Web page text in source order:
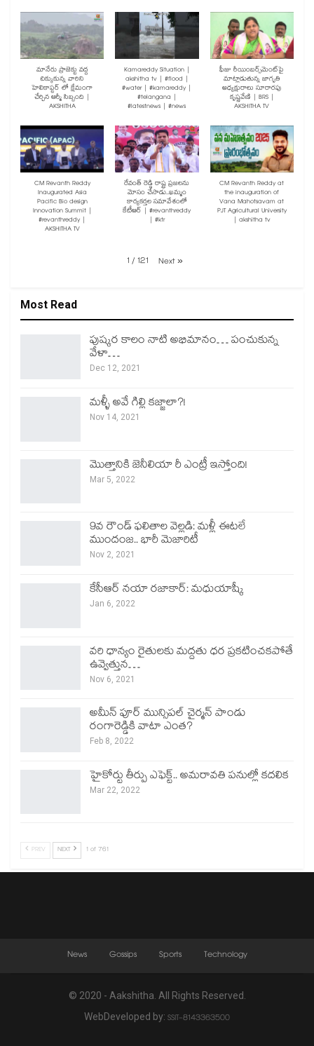
మానేరు ప్రాజెక్టు వద్ద
చిక్కుకున్న వారిని
హెలికాప్టర్ లో క్షేమంగా
చేర్చిన ఆర్మీ సిబ్బంది |
AKSHITHA
Kamareddy Situation |
akshitha tv | #flood |
#water | #kamareddy |
#telangana |
#latestnews | #news
ఫీజు రీయింబర్స్‌మెంట్‌పై
మాట్లాడుతున్న జాగృతి
అధ్యక్షురాలు సూరారపు
కృష్ణవేణి | BRS |
AKSHITHA TV
CM Revanth Reddy
Inaugurated Asia
Pacific Bio design
Innovation Summit |
#revanthreddy |
AKSHITHA TV
రేవంత్ రెడ్డి రాష్ట్ర ప్రజలను
మోసం చేసాడు..ఖమ్మం
కార్యకర్తల సమావేశంలో
కేటీఆర్ | #revanthreddy
| #ktr
CM Revanth Reddy at
the inauguration of
Vana Mahotsavam at
PJT Agricultural University
| akshitha tv
1 /121 Next»
Most Read
పుష్కర కాలం నాటి అభిమానం… పంచుకున్న
వేళా…
Dec 12, 2021
మళ్ళీ అవే గిల్లి కజ్జాలా?!
Nov 14, 2021
మొత్తానికి జెనీలియా రీ ఎంట్రీ ఇస్తోంది!
Mar 5, 2022
9వ రౌండ్ ఫలితాల వెల్లడి: మళ్లీ ఈటలే
ముందంజ.. భారీ మెజారిటీ
Nov 2, 2021
కేసీఆర్ నయా రజాకార్: మధుయాష్కీ
Jan 6, 2022
వరి ధాన్యం రైతులకు మద్దతు ధర ప్రకటించకపోతే
ఉవ్వెత్తున…
Nov 6, 2021
అమీన్ పూర్ మున్సిపల్ చైర్మన్ పాండు
రంగారెడ్డికి వాటా ఎంత?
Feb 8, 2022
హైకోర్టు తీర్పు ఎఫెక్ట్.. అమరావతి పనుల్లో కదలిక
Mar 22, 2022
PREV NEXT 1 of 761
News Gossips Sports Technology
© 2020 - Aakshitha. All Rights Reserved.
WebDeveloped by: SSIT-8143363500